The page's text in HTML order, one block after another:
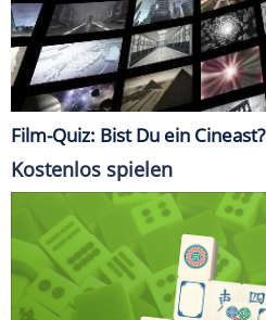
Film-Quiz: Bist Du ein Cineast?
Kostenlos spielen